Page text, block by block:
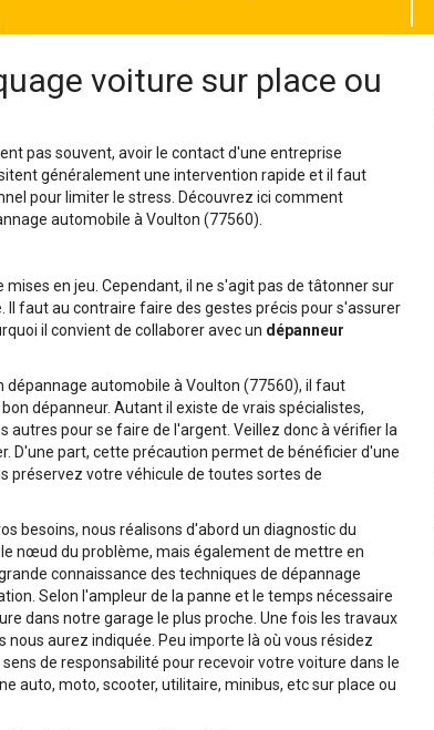
voiture sur place ou
pas souvent, avoir le contact d'une entreprise
généralement une intervention rapide et il faut
pour limiter le stress. Découvrez ici comment
automobile à Voulton (77560).
en jeu. Cependant, il ne s'agit pas de tâtonner sur
faut au contraire faire des gestes précis pour s'assurer
il convient de collaborer avec un dépanneur
automobile à Voulton (77560), il faut
dépanneur. Autant il existe de vrais spécialistes,
pour se faire de l'argent. Veillez donc à vérifier la
D'une part, cette précaution permet de bénéficier d'une
préservez votre véhicule de toutes sortes de
besoins, nous réalisons d'abord un diagnostic du
nœud du problème, mais également de mettre en
connaissance des techniques de dépannage
Selon l'ampleur de la panne et le temps nécessaire
dans notre garage le plus proche. Une fois les travaux
aurez indiquée. Peu importe là où vous résidez
de responsabilité pour recevoir votre voiture dans le
auto, moto, scooter, utilitaire, minibus, etc sur place ou